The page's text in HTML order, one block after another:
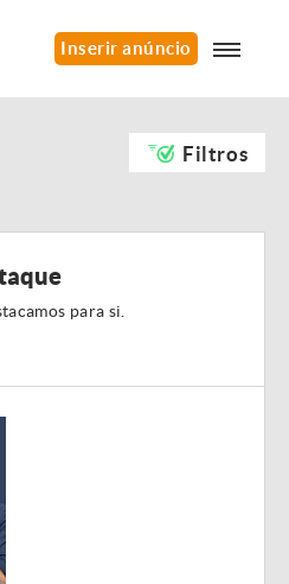
Inserir anúncio
Filtros
para si.